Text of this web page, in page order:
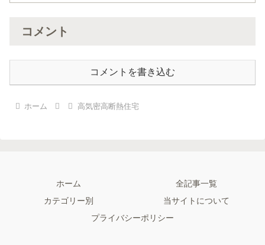
コメント
コメントを書き込む
ホーム 高気密高断熱住宅
ホーム
全記事一覧
カテゴリー別
当サイトについて
プライバシーポリシー